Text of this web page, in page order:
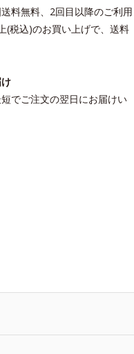
料無料、2回目以降のご利用
(税込)のお買い上げで、送料
でご注文の翌日にお届けい